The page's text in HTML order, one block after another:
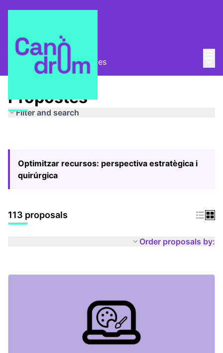
Pla Estratègic Propostes
Propostes
Filter and search
Optimitzar recursos: perspectiva estratègica i
quirúrgica
113 proposals
Order proposals by: